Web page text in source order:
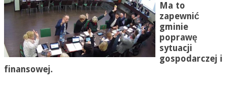
Ma to
zapewnić
gminie
poprawę
sytuacji
gospodarczej i
finansowej.